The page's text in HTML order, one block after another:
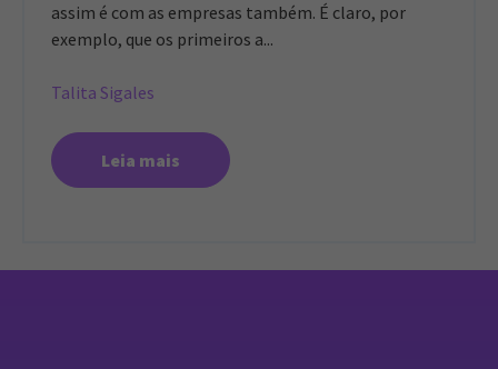
assim é com as empresas também. É claro, por
exemplo, que os primeiros a...
Talita Sigales
Leia mais